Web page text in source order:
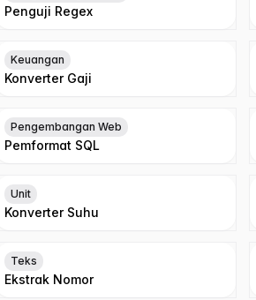
Penguji Regex
Keuangan
Konverter Gaji
Pengembangan Web
Pemformat SQL
Unit
Konverter Suhu
Teks
Ekstrak Nomor